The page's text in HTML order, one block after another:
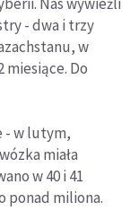
- dwa i trzy
w
miesiące. Do
- w lutym,
miała
w 40 i 41
ponad miliona.